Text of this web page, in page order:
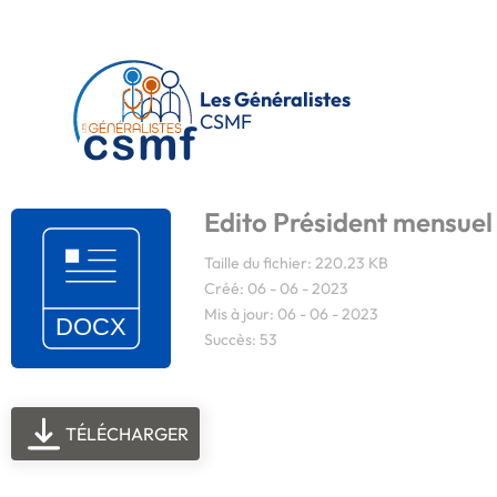
Les Généralistes
CSMF
Edito Président
Taille du fichier: 220.23 KB
Créé: 06 - 06 - 2023
Mis à jour: 06 - 06 - 2023
Succès: 53
TÉLÉCHARGER